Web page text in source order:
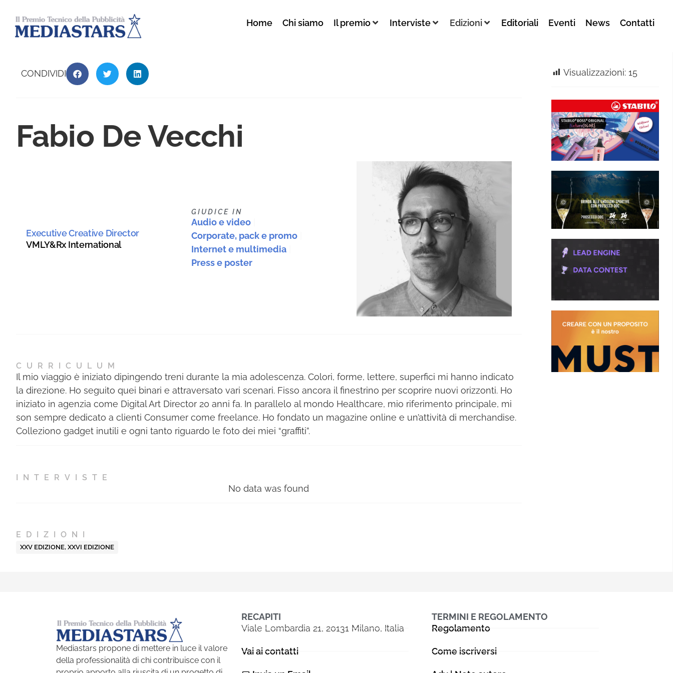
Home Chi siamo Il premio Interviste Edizioni Editoriali Eventi News Contatti
CONDIVIDI
Fabio De Vecchi
Executive Creative Director
VMLY&Rx International
GIUDICE IN
Audio e video
Corporate, pack e promo
Internet e multimedia
Press e poster
CURRICULUM
Il mio viaggio è iniziato dipingendo treni durante la mia adolescenza. Colori, forme, lettere, superfici mi hanno indicato
la direzione. Ho seguito quei binari e attraversato vari scenari. Fisso ancora il finestrino per scoprire nuovi orizzonti. Ho
iniziato in agenzia come Digital Art Director 20 anni fa. In parallelo al mondo Healthcare, mio riferimento principale, mi
son sempre dedicato a clienti Consumer come freelance. Ho fondato un magazine online e un’attività di merchandise.
Colleziono gadget inutili e ogni tanto riguardo le foto dei miei “graffiti”.
INTERVISTE
No data was found
EDIZIONI
XXV EDIZIONE,XXVI EDIZIONE
Visualizzazioni: 15
Mediastars propone di mettere in luce il valore
della professionalità di chi contribuisce con il
RECAPITI
Viale Lombardia 21, 20131 Milano, Italia
Vai ai contatti
TERMINI E REGOLAMENTO
Regolamento
Come iscriversi